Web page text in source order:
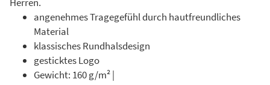
angenehmes Tragegefühl durch hautfreundliches
Material
klassisches Rundhalsdesign
gesticktes Logo
Gewicht: 160 g/m² |